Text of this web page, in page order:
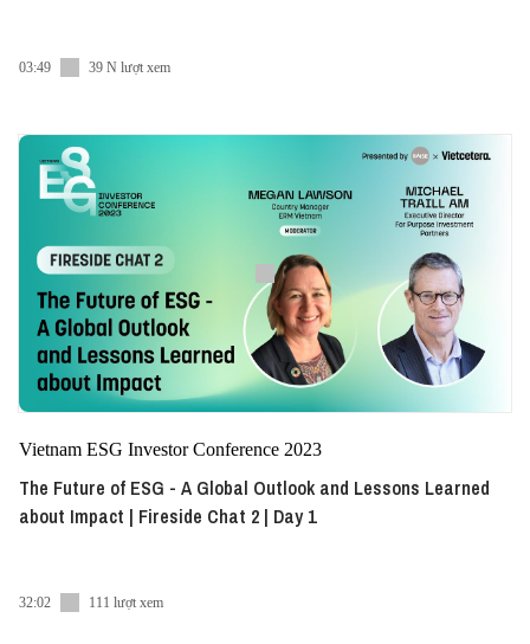
03:49 39 N lượt xem
Vietnam ESG Investor Conference 2023
The Future of ESG - A Global Outlook and Lessons Learned
about Impact | Fireside Chat 2 | Day 1
32:02 111 lượt xem